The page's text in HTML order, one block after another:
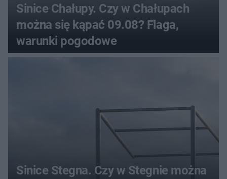
Sinice Chałupy. Czy w Chałupach
można się kąpać 09.08? Flaga,
warunki pogodowe
Sinice Stegna. Czy w Stegnie można